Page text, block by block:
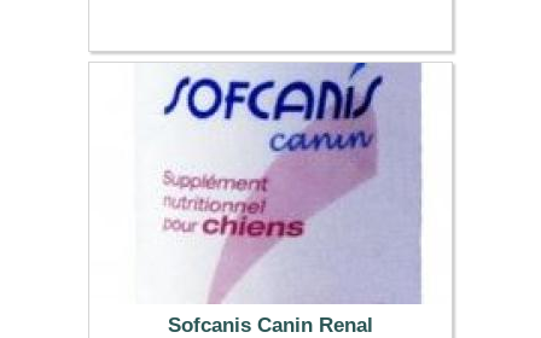
9.35 €
Sofcanis Canin Renal